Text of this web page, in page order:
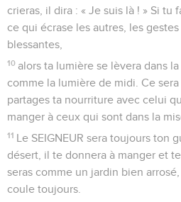
crieras, il dira : « Je suis là ! » Si tu
ce qui écrase les autres, les
blessantes,
10 alors ta lumière se lèvera dans
comme la lumière de midi. Ce
partages ta nourriture avec celui
manger à ceux qui sont dans la
11 Le SEIGNEUR sera toujours ton
désert, il te donnera à manger et
seras comme un jardin bien
coule toujours.